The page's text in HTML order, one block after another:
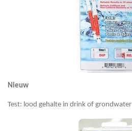
Nieuw
Test: lood gehalte in drink of grondwater